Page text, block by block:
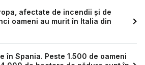
afectate de incendii și de
oameni au murit în Italia din
în Spania. Peste 1.500 de oameni